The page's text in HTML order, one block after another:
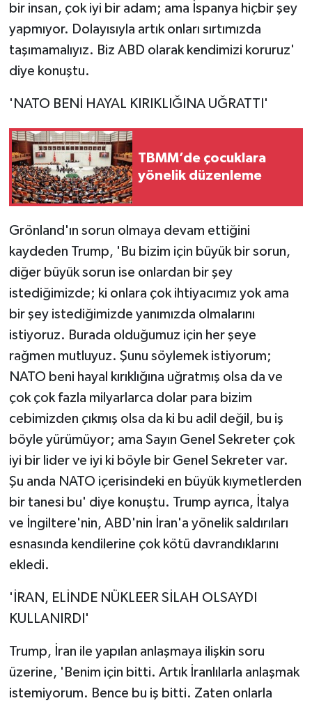
bir insan, çok iyi bir adam; ama İspanya hiçbir şey
yapmıyor. Dolayısıyla artık onları sırtımızda
taşımamalıyız. Biz ABD olarak kendimizi koruruz'
diye konuştu.
'NATO BENİ HAYAL KIRIKLIĞINA UĞRATTI'
TBMM’de çocuklara
yönelik düzenleme
Grönland'ın sorun olmaya devam ettiğini
kaydeden Trump, 'Bu bizim için büyük bir sorun,
diğer büyük sorun ise onlardan bir şey
istediğimizde; ki onlara çok ihtiyacımız yok ama
bir şey istediğimizde yanımızda olmalarını
istiyoruz. Burada olduğumuz için her şeye
rağmen mutluyuz. Şunu söylemek istiyorum;
NATO beni hayal kırıklığına uğratmış olsa da ve
çok çok fazla milyarlarca dolar para bizim
cebimizden çıkmış olsa da ki bu adil değil, bu iş
böyle yürümüyor; ama Sayın Genel Sekreter çok
iyi bir lider ve iyi ki böyle bir Genel Sekreter var.
Şu anda NATO içerisindeki en büyük kıymetlerden
bir tanesi bu' diye konuştu. Trump ayrıca, İtalya
ve İngiltere'nin, ABD'nin İran'a yönelik saldırıları
esnasında kendilerine çok kötü davrandıklarını
ekledi.
'İRAN, ELİNDE NÜKLEER SİLAH OLSAYDI
KULLANIRDI'
Trump, İran ile yapılan anlaşmaya ilişkin soru
üzerine, 'Benim için bitti. Artık İranlılarla anlaşmak
istemiyorum. Bence bu iş bitti. Zaten onlarla